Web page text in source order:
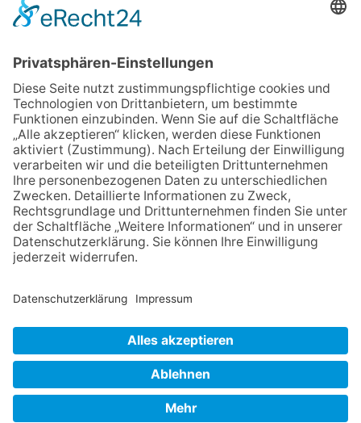
06.08.2026
Baustellenführung führt auch in
die Zukunft der Stadt
Königstein
06.08.2026
Klinikforum zum Thema
Karpaltunnelsyndrom
06.08.2026
Gewinnspiel zum Start ins
Schuljahr
30.07.2026
Ganz Niederhöchstadt wird zur
Festmeile
NACH OBEN
Datenschutz Netiquette